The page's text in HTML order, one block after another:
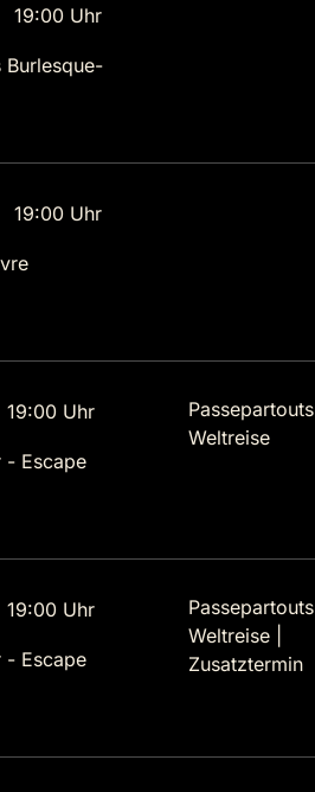
19:00 Uhr
19:00 Uhr
Uhr
- Escape
Passepartouts
Weltreise
Uhr
- Escape
Passepartouts
Weltreise |
Zusatztermin